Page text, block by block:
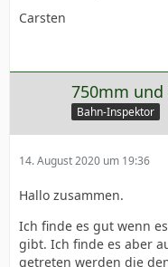
Carsten
750mm und
Bahn-Inspektor
14. August 2020 um 19:36
Hallo zusammen.
Ich finde es gut wenn
gibt. Ich finde es aber
getreten werden die